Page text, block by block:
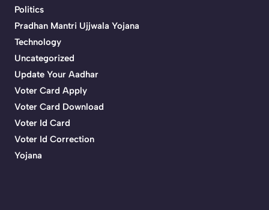
Politics
Pradhan Mantri Ujjwala Yojana
Technology
Uncategorized
Update Your Aadhar
Voter Card Apply
Voter Card Download
Voter Id Card
Voter Id Correction
Yojana